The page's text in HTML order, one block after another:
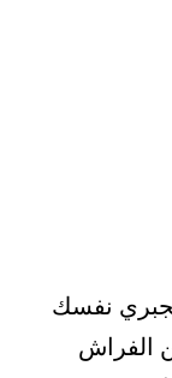
نفسك
الفراش